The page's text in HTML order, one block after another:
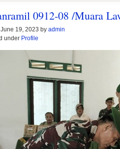
0912-08 /Muara
June 19, 2023 by admin
under Profile